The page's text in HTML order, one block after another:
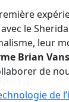
le
leur
Brian
de
de